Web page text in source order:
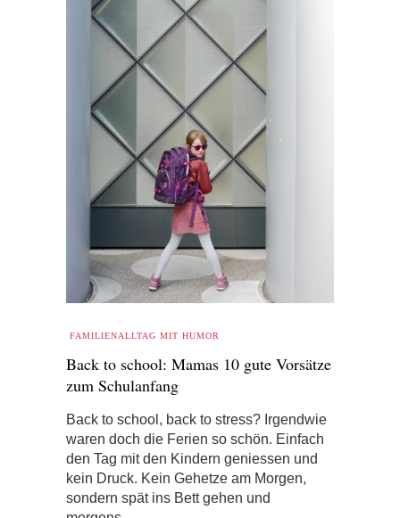
FAMILIENALLTAG MIT HUMOR
Back to school: Mamas 10 gute Vorsätze
zum Schulanfang
Back to school, back to stress? Irgendwie
waren doch die Ferien so schön. Einfach
den Tag mit den Kindern geniessen und
kein Druck. Kein Gehetze am Morgen,
sondern spät ins Bett gehen und